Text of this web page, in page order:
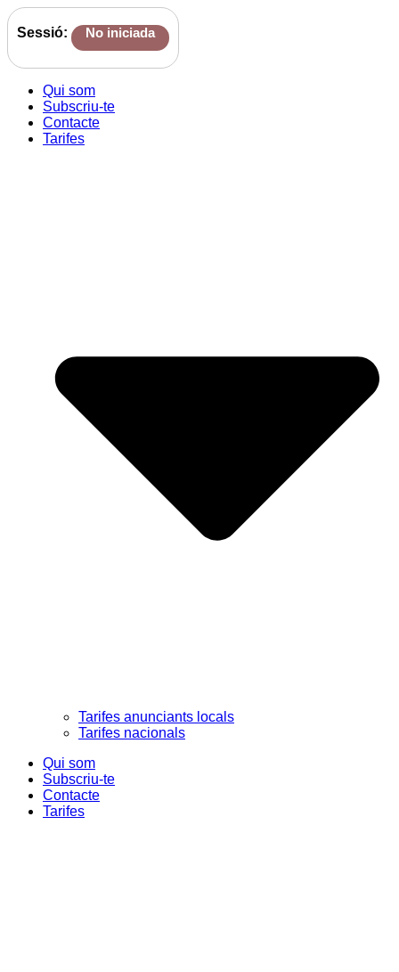
Sessió: No iniciada
Qui som
Subscriu-te
Contacte
Tarifes
Tarifes anunciants locals
Tarifes nacionals
Qui som
Subscriu-te
Contacte
Tarifes